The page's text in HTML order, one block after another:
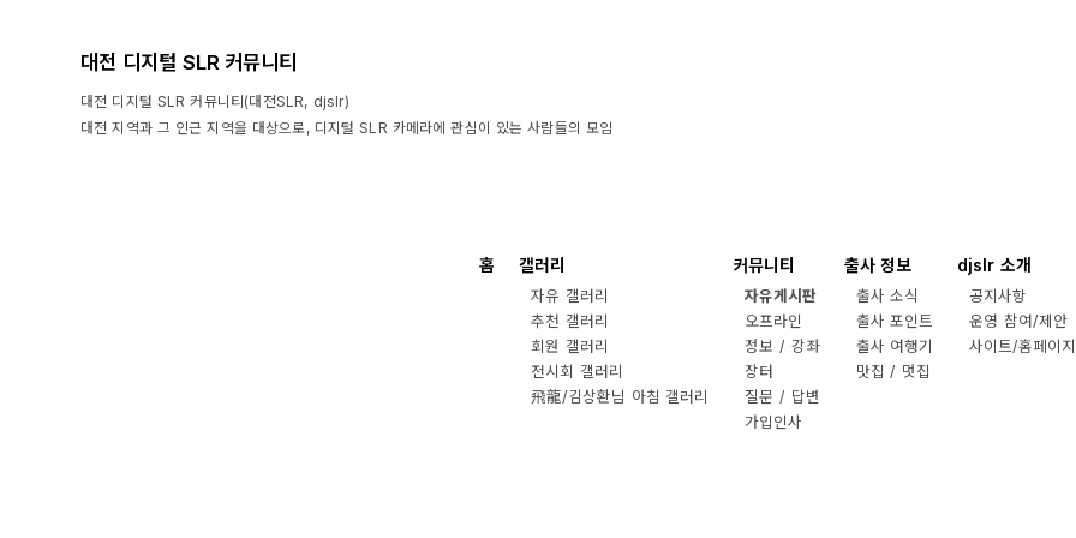
대전 디지털 SLR 커뮤니티
대전 디지털 SLR 커뮤니티(대전SLR, djslr)
대전 지역과 그 인근 지역을 대상으로, 디지털 SLR 카메라에 관심이 있는 사람들의 모임
홈 갤러리
자유 갤러리
추천 갤러리
회원 갤러리
전시회 갤러리
飛龍/김상환님 아침 갤러리
커뮤니티
자유게시판
오프라인
정보 / 강좌
장터
질문 / 답변
가입인사
출사 정보
출사 소식
출사 포인트
출사 여행기
맛집 / 멋집
djslr 소개
공지사항
운영 참여/제안
사이트/홈페이